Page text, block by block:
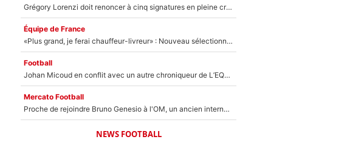
Grégory Lorenzi doit renoncer à cinq signatures en pleine crise financière : L’IA propose sept noms à l’OM pour un mercato réussi... à seulement 5M€ !
Équipe de France
«Plus grand, je ferai chauffeur-livreur» : Nouveau sélectionneur des Bleus, Zinédine Zidane s’était imaginé un avenir très différent lorsqu'il était enfant
Football
Johan Micoud en conflit avec un autre chroniqueur de L’EQUIPE du Soir : «Pendant un moment, je ne les ai pas remis ensemble dans l'émission»
Mercato Football
Proche de rejoindre Bruno Genesio à l'OM, un ancien international français va finalement débarquer... sur RMC !
NEWS FOOTBALL